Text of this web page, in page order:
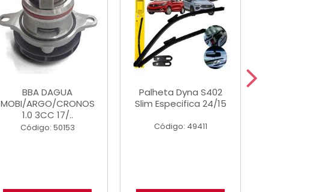
BBA DAGUA
MOBI/ARGO/CRONOS
1.0 3CC 17/..
Código: 50153
Palheta Dyna S402
Slim Especifica 24/15
Código: 49411